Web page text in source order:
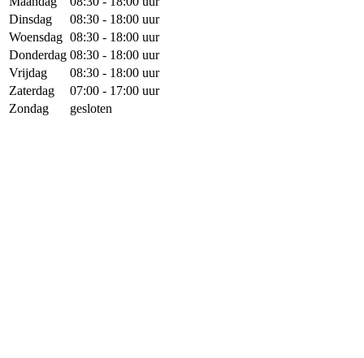
Dinsdag
08:30 - 18:00 uur
Woensdag 08:30 - 18:00 uur
Donderdag 08:30 - 18:00 uur
Vrijdag
08:30 - 18:00 uur
Zaterdag
07:00 - 17:00 uur
Zondag
gesloten